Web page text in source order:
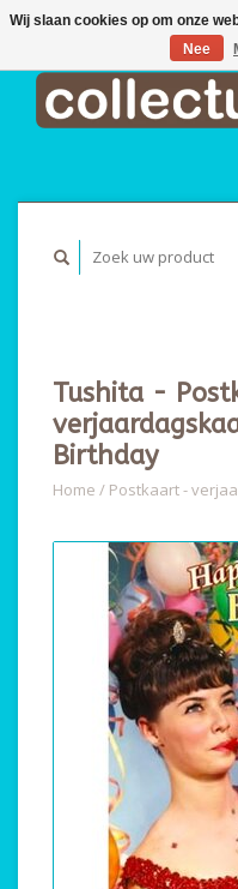
Tushita -
Birthday
Home / Postkaart -
Wij slaan cookies op om onze
Nee